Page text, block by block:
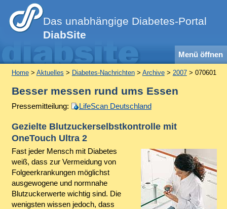
Das unabhängige Diabetes-Portal
DiabSite
Menü öffnen
Home> Aktuelles > Diabetes-Nachrichten> Archive> 2007> 070601
Besser messen rund ums Essen
Pressemitteilung: LifeScan Deutschland
Gezielte Blutzuckerselbstkontrolle mit
OneTouch Ultra 2
Fast jeder Mensch mit Diabetes
weiß, dass zur Vermeidung von
Folgeerkrankungen möglichst
ausgewogene und normnahe
Blutzuckerwerte wichtig sind. Die
wenigsten wissen jedoch, dass